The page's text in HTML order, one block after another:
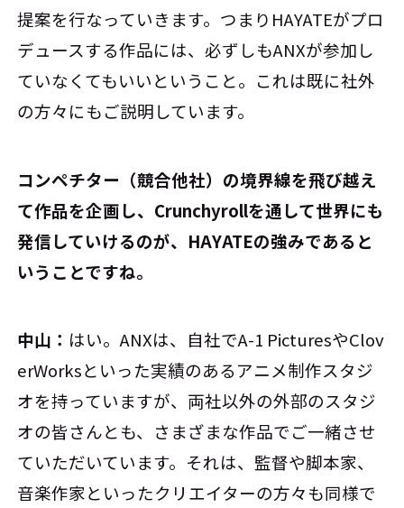
提案を行なっていきます。つまりHAYATEがプロ
デュースする作品には、必ずしもANXが参加し
ていなくてもいいということ。これは既に社外
の方々にもご説明しています。
――コンペチター（競合他社）の境界線を飛び越え
て作品を企画し、Crunchyrollを通して世界にも
発信していけるのが、HAYATEの強みであると
いうことですね。
中山： はい。ANXは、自社でA-1 PicturesやClov
erWorksといった実績のあるアニメ制作スタジ
オを持っていますが、両社以外の外部のスタジ
オの皆さんとも、さまざまな作品でご一緒させ
ていただいています。それは、監督や脚本家、
音楽作家といったクリエイターの方々も同様で